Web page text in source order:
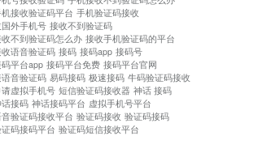
接收验证码平台 手机验证码接收
外手机号 接收不到验证码
不到验证码怎么办 接收手机验证码的平台
语音验证码 接码 接码app 接码号
平台app 接码平台免费 接码平台官网
音验证码 易码接码 极速接码 牛码验证码接收
虚拟手机号 短信验证码接收器 神话 接码
接码 神话接码平台 虚拟手机号平台
验证码接收平台 验证码接收 验证码接码
码接码平台 验证码短信接收平台